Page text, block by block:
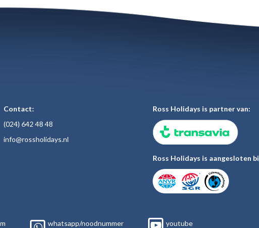
Contact:
(024) 642 48 48
info@rossholidays.nl
Ross Holidays is partner van:
Ross Holidays is aangesloten
whatsapp/noodnummer
youtube